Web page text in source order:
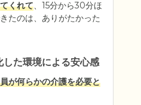
くれて、15分から30分ほ
たのは、ありがたかった
た環境による安心感
が何らかの介護を必要と